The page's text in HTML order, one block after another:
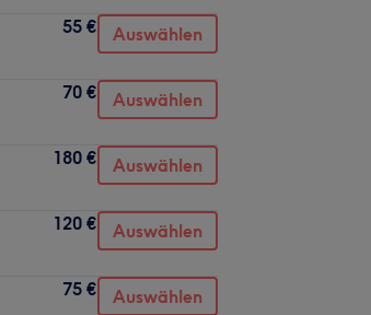
55 € Auswählen
70 € Auswählen
180 € Auswählen
120 € Auswählen
75 € Auswählen